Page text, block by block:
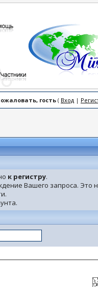
гость( Вход|
к регистру.
Вашего запроса.